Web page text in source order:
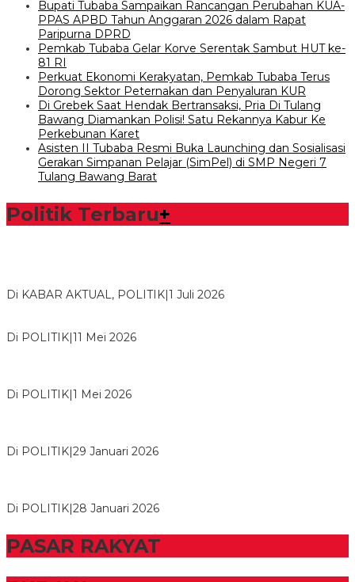
Bupati Tubaba Sampaikan Rancangan Perubahan KUA-
PPAS APBD Tahun Anggaran 2026 dalam Rapat
Paripurna DPRD
Pemkab Tubaba Gelar Korve Serentak Sambut HUT ke-
81 RI
Perkuat Ekonomi Kerakyatan, Pemkab Tubaba Terus
Dorong Sektor Peternakan dan Penyaluran KUR
Di Grebek Saat Hendak Bertransaksi, Pria Di Tulang
Bawang Diamankan Polisi! Satu Rekannya Kabur Ke
Perkebunan Karet
Asisten II Tubaba Resmi Buka Launching dan Sosialisasi
Gerakan Simpanan Pelajar (SimPel) di SMP Negeri 7
Tulang Bawang Barat
Politik Terbaru+
Di KABAR AKTUAL, POLITIK|1 Juli 2026
Di POLITIK|11 Mei 2026
Di POLITIK|1 Mei 2026
Di POLITIK|29 Januari 2026
Di POLITIK|28 Januari 2026
PASAR RAKYAT